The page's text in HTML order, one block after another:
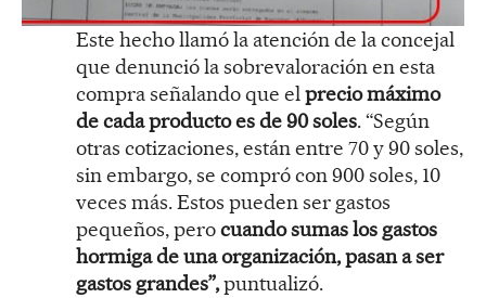
Este hecho llamó la atención de la concejal
que denunció la sobrevaloración en esta
compra señalando que elprecio máximo
de cada producto es de 90 soles. “Según
otras cotizaciones, están entre 70 y 90 soles,
sin embargo, se compró con 900 soles, 10
veces más. Estos pueden ser gastos
pequeños, perocuando sumas los gastos
hormiga de una organización, pasan a ser
gastos grandes”,puntualizó.